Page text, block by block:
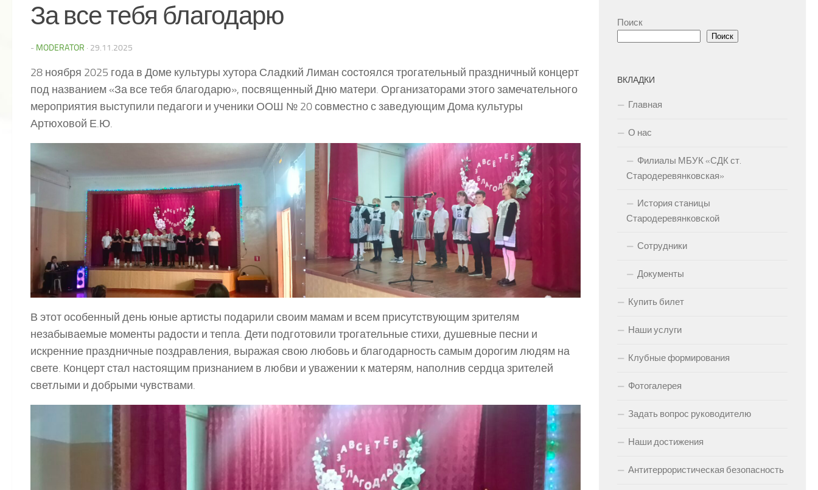
За все тебя благодарю
- MODERATOR · 29.11.2025
28 ноября 2025 года в Доме культуры хутора Сладкий Лиман состоялся трогательный праздничный концерт
под названием «За все тебя благодарю», посвященный Дню матери. Организаторами этого замечательного
мероприятия выступили педагоги и ученики ООШ № 20 совместно с заведующим Дома культуры
Артюховой Е.Ю.
В этот особенный день юные артисты подарили своим мамам и всем присутствующим зрителям
незабываемые моменты радости и тепла. Дети подготовили трогательные стихи, душевные песни и
искренние праздничные поздравления, выражая свою любовь и благодарность самым дорогим людям на
свете. Концерт стал настоящим признанием в любви и уважении к матерям, наполнив сердца зрителей
светлыми и добрыми чувствами.
Поиск
Поиск
ВКЛАДКИ
Главная
О нас
Филиалы МБУК «СДК ст.
Стародеревянковская»
История станицы
Стародеревянковской
Сотрудники
Документы
Купить билет
Наши услуги
Клубные формирования
Фотогалерея
Задать вопрос руководителю
Наши достижения
Антитеррористическая безопасность